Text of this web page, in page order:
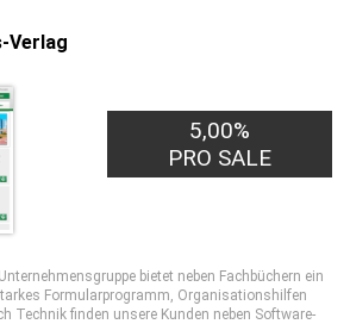
Verlag
5,00%
PRO SALE
Unternehmensgruppe bietet neben Fachbüchern ein
Formularprogramm, Organisationshilfen
Technik finden unsere Kunden neben Software-